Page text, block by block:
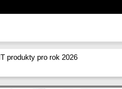
produkty pro rok 2026